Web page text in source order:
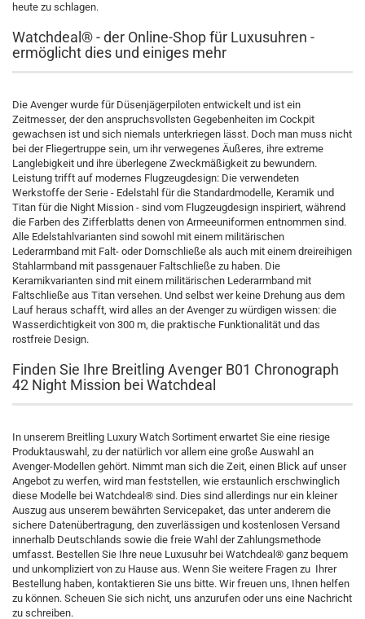
heute zu schlagen.
Watchdeal® - der Online-Shop für Luxusuhren -
ermöglicht dies und einiges mehr
Die Avenger wurde für Düsenjägerpiloten entwickelt und ist ein
Zeitmesser, der den anspruchsvollsten Gegebenheiten im Cockpit
gewachsen ist und sich niemals unterkriegen lässt. Doch man muss nicht
bei der Fliegertruppe sein, um ihr verwegenes Äußeres, ihre extreme
Langlebigkeit und ihre überlegene Zweckmäßigkeit zu bewundern.
Leistung trifft auf modernes Flugzeugdesign: Die verwendeten
Werkstoffe der Serie - Edelstahl für die Standardmodelle, Keramik und
Titan für die Night Mission - sind vom Flugzeugdesign inspiriert, während
die Farben des Zifferblatts denen von Armeeuniformen entnommen sind.
Alle Edelstahlvarianten sind sowohl mit einem militärischen
Lederarmband mit Falt- oder Dornschließe als auch mit einem dreireihigen
Stahlarmband mit passgenauer Faltschließe zu haben. Die
Keramikvarianten sind mit einem militärischen Lederarmband mit
Faltschließe aus Titan versehen. Und selbst wer keine Drehung aus dem
Lauf heraus schafft, wird alles an der Avenger zu würdigen wissen: die
Wasserdichtigkeit von 300 m, die praktische Funktionalität und das
rostfreie Design.
Finden Sie Ihre Breitling Avenger B01 Chronograph
42 Night Mission bei Watchdeal
In unserem Breitling Luxury Watch Sortiment erwartet Sie eine riesige
Produktauswahl, zu der natürlich vor allem eine große Auswahl an
Avenger-Modellen gehört. Nimmt man sich die Zeit, einen Blick auf unser
Angebot zu werfen, wird man feststellen, wie erstaunlich erschwinglich
diese Modelle bei Watchdeal® sind. Dies sind allerdings nur ein kleiner
Auszug aus unserem bewährten Servicepaket, das unter anderem die
sichere Datenübertragung, den zuverlässigen und kostenlosen Versand
innerhalb Deutschlands sowie die freie Wahl der Zahlungsmethode
umfasst. Bestellen Sie Ihre neue Luxusuhr bei Watchdeal® ganz bequem
und unkompliziert von zu Hause aus. Wenn Sie weitere Fragen zu Ihrer
Bestellung haben, kontaktieren Sie uns bitte. Wir freuen uns, Ihnen helfen
zu können. Scheuen Sie sich nicht, uns anzurufen oder uns eine Nachricht
zu schreiben.